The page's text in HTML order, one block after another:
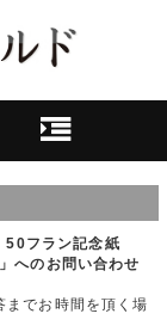
50フラン記念紙
へのお問い合わせ
までお時間を頂く場